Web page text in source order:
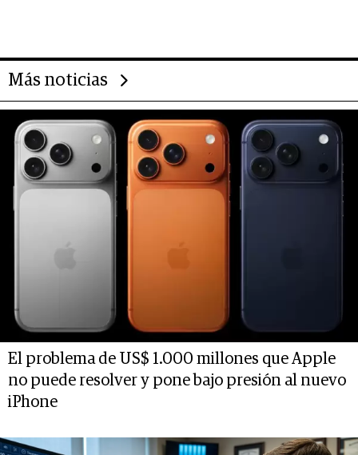
Más noticias
El problema de US$ 1.000 millones que Apple
no puede resolver y pone bajo presión al nuevo
iPhone